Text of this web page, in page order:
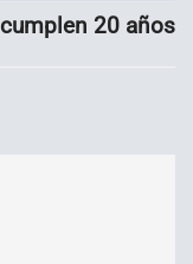
20 años